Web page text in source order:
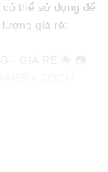
thể sử dụng để
giá rẻ:
tốt, và tính năng